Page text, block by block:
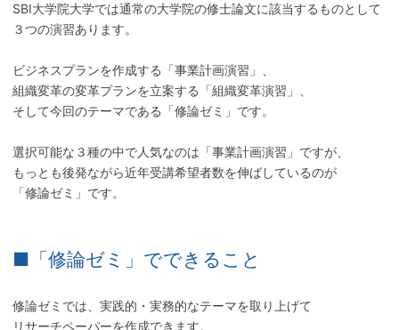
SBI大学院大学では通常の大学院の修士論文に該当するものとして
３つの演習あります。
ビジネスプランを作成する「事業計画演習」、
組織変革の変革プランを立案する「組織変革演習」、
そして今回のテーマである「修論ゼミ」です。
選択可能な３種の中で人気なのは「事業計画演習」ですが、
もっとも後発ながら近年受講希望者数を伸ばしているのが
「修論ゼミ」です。
■「修論ゼミ」でできること
修論ゼミでは、実践的・実務的なテーマを取り上げて
リサーチペーパーを作成できます。